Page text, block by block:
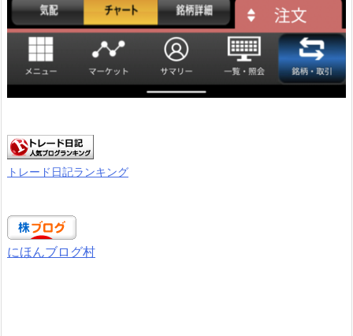
トレード日記ランキング
にほんブログ村